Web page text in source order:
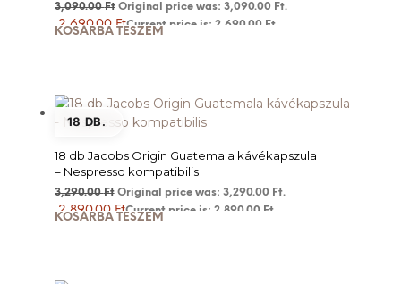
3,090.00Ft Original price was: 3,090.00 Ft.
2,690.00 FtCurrent price is: 2,690.00 Ft.
KOSÁRBA TESZEM
18 DB.
18 db Jacobs Origin Guatemala kávékapszula
– Nespresso kompatibilis
3,290.00Ft Original price was: 3,290.00 Ft.
2,890.00 FtCurrent price is: 2,890.00 Ft.
KOSÁRBA TESZEM